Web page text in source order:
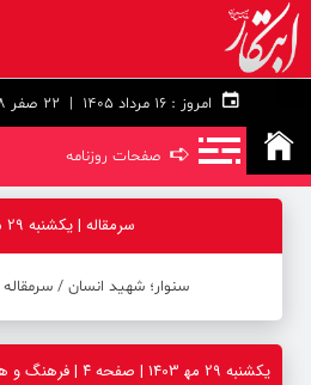
امروز : 22 صفر 1448
➪ صفحات روزنامه
سرمقاله | یکشنبه 29 مه‍ 1403
سنوار؛ شهید انسان /
یکشنبه 29 مه‍ 1403 | صفحه ۴ | فرهنگ و هنر